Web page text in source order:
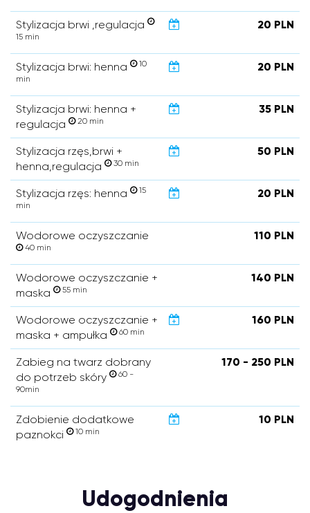
Stylizacja brwi ,regulacja
15 min
20 PLN
Stylizacja brwi: henna
10
min
20 PLN
Stylizacja brwi: henna +
regulacja
20 min
35 PLN
Stylizacja rzęs,brwi +
henna,regulacja
30 min
50 PLN
Stylizacja rzęs: henna
15
min
20 PLN
Wodorowe oczyszczanie
40 min
110 PLN
Wodorowe oczyszczanie +
maska
55 min
140 PLN
Wodorowe oczyszczanie +
maska + ampułka
60 min
160 PLN
Zabieg na twarz dobrany
do potrzeb skóry
60 -
90min
170 - 250 PLN
Zdobienie dodatkowe
paznokci
10 min
10 PLN
Udogodnienia